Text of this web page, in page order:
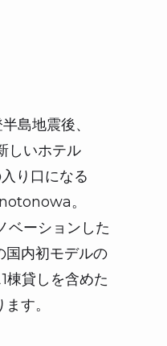
島地震後、
しいホテル
り口になる
。
ベーションした
国内初モデルの
棟貸しを含めた
す。